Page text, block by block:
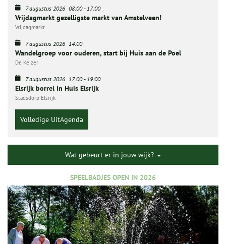
7 augustus 2026 08:00-17:00
Vrijdagmarkt gezelligste markt van Amstelveen!
Vrijdagmarkt
7 augustus 2026 14:00
Wandelgroep voor ouderen, start bij Huis aan de Poel
De Keizer
7 augustus 2026 17:00-19:00
Elsrijk borrel in Huis Elsrijk
Stadsdorp Elsrijk
Volledige UitAgenda
Wat gebeurt er in jouw wijk?
SPEELBADJES OPEN IN 2026